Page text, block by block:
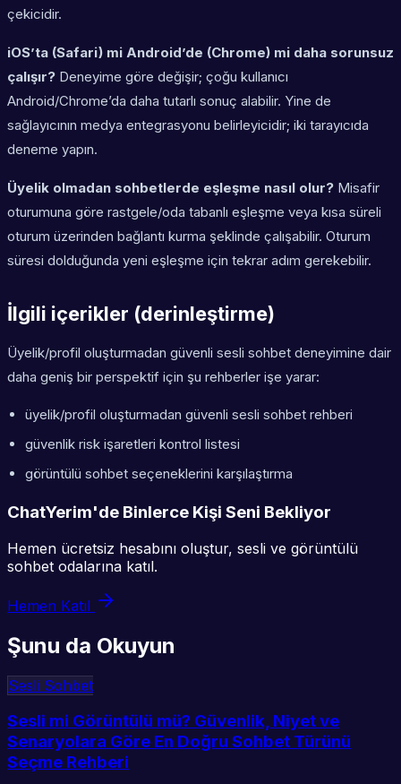
çekicidir.
iOS’ta (Safari) mi Android’de (Chrome) mi daha sorunsuz
çalışır? Deneyime göre değişir; çoğu kullanıcı
Android/Chrome’da daha tutarlı sonuç alabilir. Yine de
sağlayıcının medya entegrasyonu belirleyicidir; iki tarayıcıda
deneme yapın.
Üyelik olmadan sohbetlerde eşleşme nasıl olur? Misafir
oturumuna göre rastgele/oda tabanlı eşleşme veya kısa süreli
oturum üzerinden bağlantı kurma şeklinde çalışabilir. Oturum
süresi dolduğunda yeni eşleşme için tekrar adım gerekebilir.
İlgili içerikler (derinleştirme)
Üyelik/profil oluşturmadan güvenli sesli sohbet deneyimine dair
daha geniş bir perspektif için şu rehberler işe yarar:
üyelik/profil oluşturmadan güvenli sesli sohbet rehberi
güvenlik risk işaretleri kontrol listesi
görüntülü sohbet seçeneklerini karşılaştırma
ChatYerim'de Binlerce Kişi Seni Bekliyor
Hemen ücretsiz hesabını oluştur, sesli ve görüntülü
sohbet odalarına katıl.
Hemen Katıl
Şunu da Okuyun
Sesli Sohbet
Sesli mi Görüntülü mü? Güvenlik, Niyet ve
Senaryolara Göre En Doğru Sohbet Türünü
Seçme Rehberi